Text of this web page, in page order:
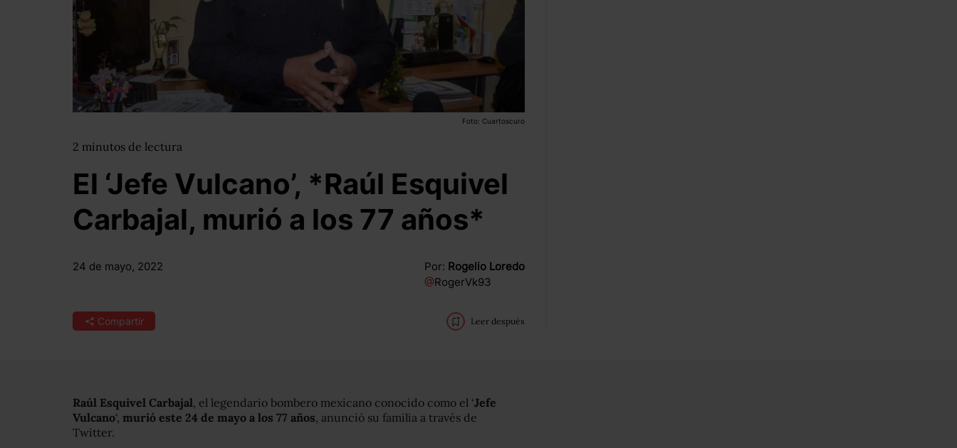
Foto: Cuartoscuro
2 minutos de lectura
El ‘Jefe Vulcano’, *Raúl Esquivel
Carbajal, murió a los 77 años*
24 de mayo, 2022 Por: Rogelio Loredo
@RogerVk93
Compartir Leer después
Raúl Esquivel Carbajal, el legendario bombero mexicano conocido como el ‘Jefe
Vulcano‘, murió este 24 de mayo a los 77 años, anunció su familia a través de
Twitter.